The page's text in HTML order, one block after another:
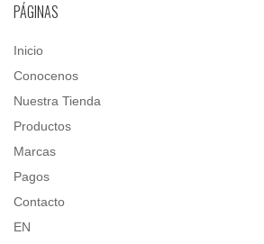
PÁGINAS
Inicio
Conocenos
Nuestra Tienda
Productos
Marcas
Pagos
Contacto
EN